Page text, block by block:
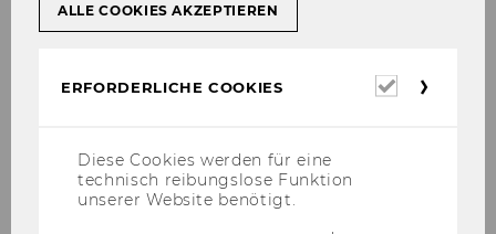
Mittel- und Osteuropäisches
Raimund Bollenberger,
stv. Georg Kodek
ALLE COOKIES AKZEPTIEREN
ERFORDERLICHE COOKIES
Diese Cookies werden für eine
technisch reibungslose Funktion
unserer Website benötigt.